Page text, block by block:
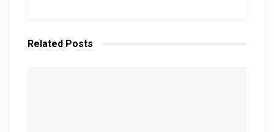
Related Posts